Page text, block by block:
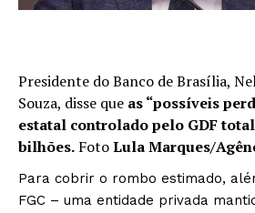
Presidente do Banco de Brasília,
Souza, disse que as “possíveis
estatal controlado pelo GDF
bilhões. FotoLula Marques/
Para cobrir o rombo estimado,
FGC – uma entidade privada